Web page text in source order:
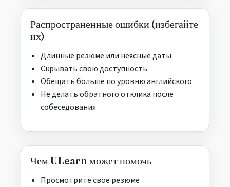
Распространенные ошибки (избегайте
их)
Длинные резюме или неясные даты
Скрывать свою доступность
Обещать больше по уровню английского
Не делать обратного отклика после
собеседования
Чем ULearn может помочь
Просмотрите свое резюме